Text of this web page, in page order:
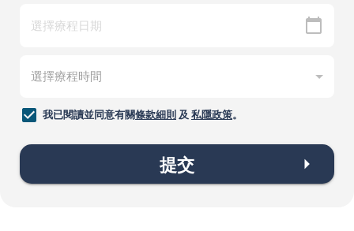
我已閱讀並同意有關條款細則 及 私隱政策。
提交